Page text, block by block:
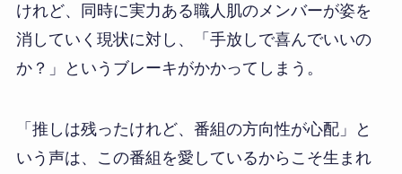
けれど、同時に実力ある職人肌のメンバーが姿を
消していく現状に対し、「手放しで喜んでいいの
か？」というブレーキがかかってしまう。
「推しは残ったけれど、番組の方向性が心配」と
いう声は、この番組を愛しているからこそ生まれ